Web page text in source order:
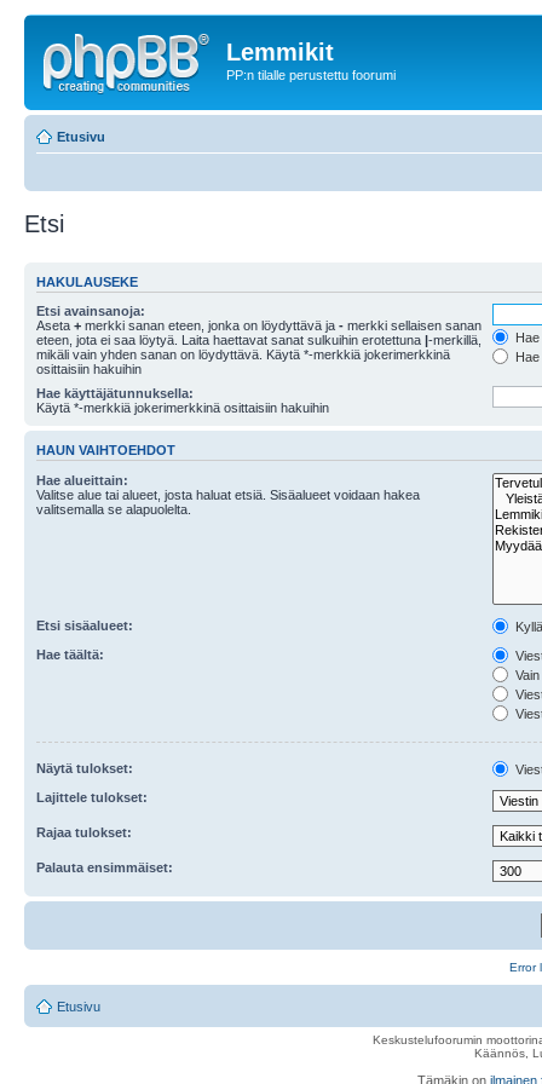
Lemmikit
PP:n tilalle perustettu foorumi
Etusivu
Etsi
HAKULAUSEKE
Etsi avainsanoja:
Aseta + merkki sanan eteen, jonka on löydyttävä ja - merkki sellaisen sanan
eteen, jota ei saa löytyä. Laita haettavat sanat sulkuihin erotettuna |-merkillä,
mikäli vain yhden sanan on löydyttävä. Käytä *-merkkiä jokerimerkkinä
osittaisiin hakuihin
Hae käyttäjätunnuksella:
Käytä *-merkkiä jokerimerkkinä osittaisiin hakuihin
HAUN VAIHTOEHDOT
Hae alueittain:
Valitse alue tai alueet, josta haluat etsiä. Sisäalueet voidaan hakea
valitsemalla se alapuolelta.
Etsi sisäalueet:
Hae täältä:
Näytä tulokset:
Lajittele tulokset:
Rajaa tulokset:
Palauta ensimmäiset:
Error
Etusivu
Keskustelufoorumin
Käännös,
Tämäkin on ilmainen